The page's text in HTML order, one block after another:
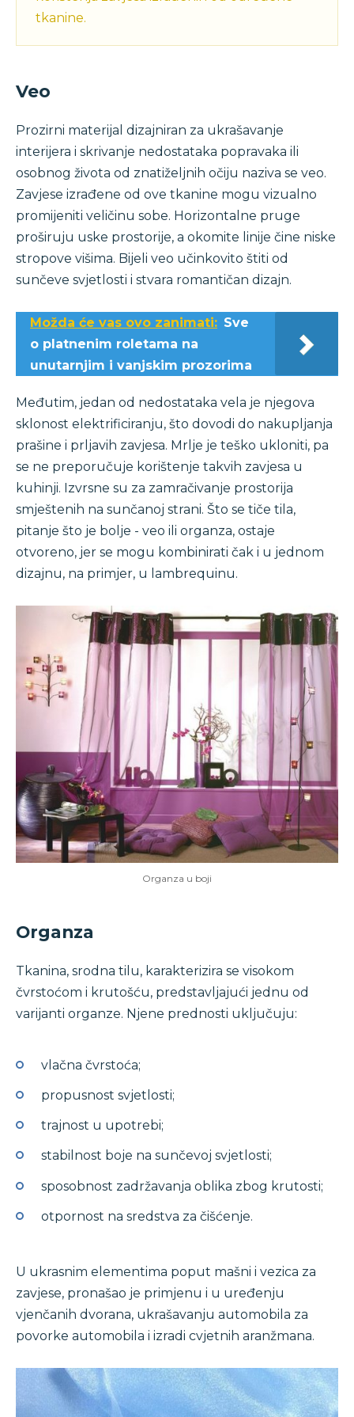
tkanine.
Veo
Prozirni materijal dizajniran za ukrašavanje
interijera i skrivanje nedostataka popravaka ili
osobnog života od znatiželjnih očiju naziva se veo.
Zavjese izrađene od ove tkanine mogu vizualno
promijeniti veličinu sobe. Horizontalne pruge
proširuju uske prostorije, a okomite linije čine niske
stropove višima. Bijeli veo učinkovito štiti od
sunčeve svjetlosti i stvara romantičan dizajn.
Možda će vas ovo zanimati: Sve
o platnenim roletama na
unutarnjim i vanjskim prozorima
Međutim, jedan od nedostataka vela je njegova
sklonost elektrificiranju, što dovodi do nakupljanja
prašine i prljavih zavjesa. Mrlje je teško ukloniti, pa
se ne preporučuje korištenje takvih zavjesa u
kuhinji. Izvrsne su za zamračivanje prostorija
smještenih na sunčanoj strani. Što se tiče tila,
pitanje što je bolje - veo ili organza, ostaje
otvoreno, jer se mogu kombinirati čak i u jednom
dizajnu, na primjer, u lambrequinu.
Organza u boji
Organza
Tkanina, srodna tilu, karakterizira se visokom
čvrstoćom i krutošću, predstavljajući jednu od
varijanti organze. Njene prednosti uključuju:
vlačna čvrstoća;
propusnost svjetlosti;
trajnost u upotrebi;
stabilnost boje na sunčevoj svjetlosti;
sposobnost zadržavanja oblika zbog krutosti;
otpornost na sredstva za čišćenje.
U ukrasnim elementima poput mašni i vezica za
zavjese, pronašao je primjenu i u uređenju
vjenčanih dvorana, ukrašavanju automobila za
povorke automobila i izradi cvjetnih aranžmana.